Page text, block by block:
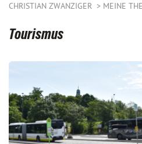
CHRISTIAN ZWANZIGER MEINE
Tourismus